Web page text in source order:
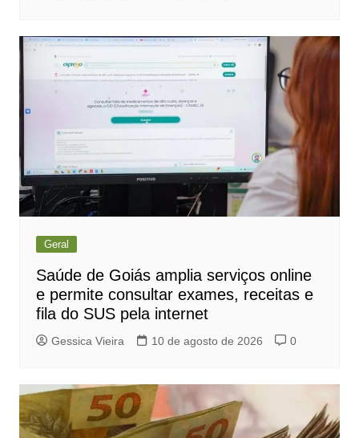
Geral
Saúde de Goiás amplia serviços online
e permite consultar exames, receitas e
fila do SUS pela internet
Gessica Vieira 10 de agosto de 2026 0